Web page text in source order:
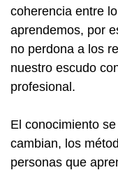
coherencia entre
aprendemos, por
no perdona a los
nuestro escudo
profesional.
El conocimiento
cambian, los
personas que